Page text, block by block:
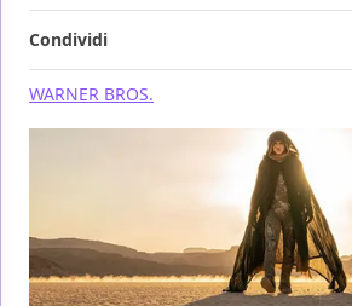
Condividi
WARNER BROS.